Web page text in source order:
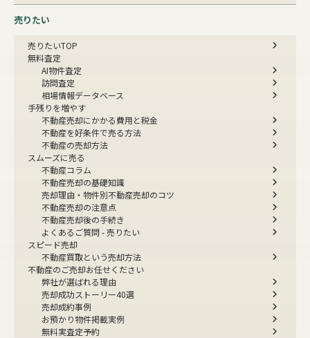
売りたい
売りたいTOP
無料査定
AI物件査定
訪問査定
相場情報データベース
手残りを増やす
不動産売却にかかる費用と税金
不動産を好条件で売る方法
不動産の売却方法
スムーズに売る
不動産コラム
不動産売却の基礎知識
売却理由・物件別不動産売却のコツ
不動産売却の注意点
不動産売却後の手続き
よくあるご質問 - 売りたい
スピード売却
不動産買取という売却方法
不動産のご売却お任せください
弊社が選ばれる理由
売却成功ストーリー40選
売却成約事例
お預かり物件掲載実例
無料実査定予約